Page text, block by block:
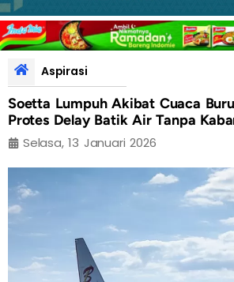
Aspirasi
Soetta Lumpuh Akibat Cuaca
Protes Delay Batik Air Tanpa
Selasa, 13 Januari 2026